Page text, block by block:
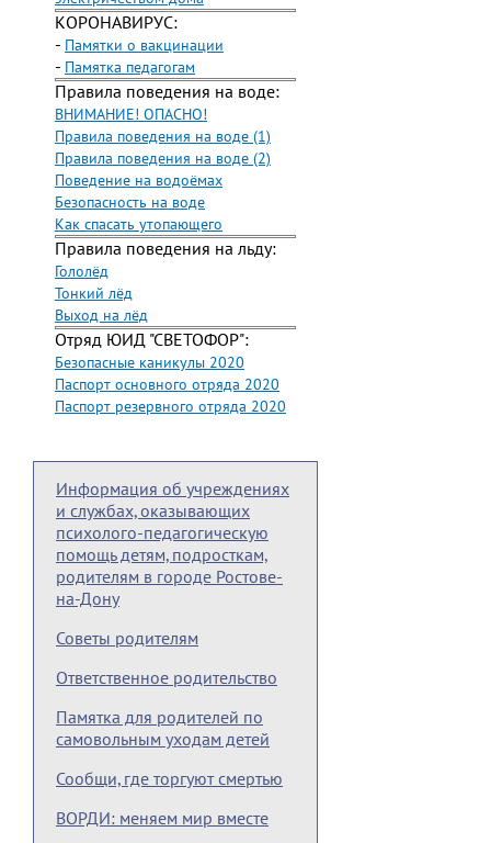
КОРОНАВИРУС:
- Памятки о вакцинации
- Памятка педагогам
Правила поведения на воде:
ВНИМАНИЕ! ОПАСНО!
Правила поведения на воде (1)
Правила поведения на воде (2)
Поведение на водоёмах
Безопасность на воде
Как спасать утопающего
Правила поведения на льду:
Гололёд
Тонкий лёд
Выход на лёд
Отряд ЮИД "СВЕТОФОР":
Безопасные каникулы 2020
Паспорт основного отряда 2020
Паспорт резервного отряда 2020
Информация об учреждениях
и службах, оказывающих
психолого-педагогическую
помощь детям, подросткам,
родителям в городе Ростове-
на-Дону
Советы родителям
Ответственное родительство
Памятка для родителей по
самовольным уходам детей
Сообщи, где торгуют смертью
ВОРДИ: меняем мир вместе